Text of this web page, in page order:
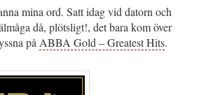
mina ord. Satt idag vid datorn och
då, plötsligt!, det bara kom över
påABBA Gold – Greatest Hits.